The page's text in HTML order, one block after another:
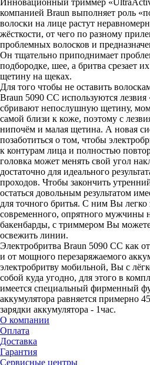
Инновационный триммер
компанией Braun выполняет роль
волоски на лице растут
жёсткости, от чего по разному
проблемных волосков и
Он тщательно приподнимает
подбородке, шее, а бритва срезает
щетину на щеках.
Для того чтобы не оставить
Braun 5090 СС используются лезвия
сбривают непослушную щетину,
самой близи к коже, поэтому с
нипочём и малая щетина. А новая
позаботиться о том, чтобы
к контурам лица и полностью
головка может менять свой угол
достаточно для идеального
проходов. Чтобы закончить
остаться довольным результатом
для точного бритья. С ним Вы легко
современного, опрятного мужчины
бакенбарды, с триммером Вы
освежить линии.
Электробритва Braun 5090 СС как
и от мощного перезаряжаемого
электробритву мобильной, Вы с
собой куда угодно, для этого в
имеется специальный фирменный
аккумулятора равняется примерно
зарядки аккумулятора - 1час.
О компании
Оплата
Доставка
Гарантия
Сервисные центры